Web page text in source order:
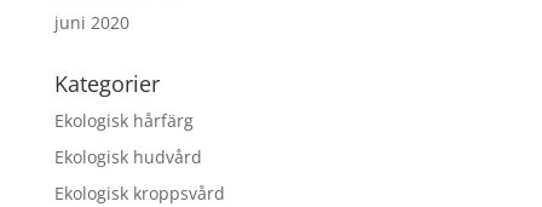
juni 2020
Kategorier
Ekologisk hårfärg
Ekologisk hudvård
Ekologisk kroppsvård